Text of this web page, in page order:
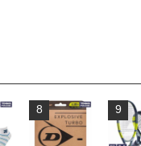
8 9